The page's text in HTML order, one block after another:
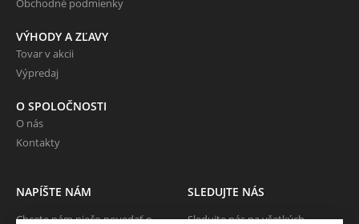
Obchodné podmienky
VÝHODY A ZĽAVY
Tovar v akcii
Výpredaj
O SPOLOČNOSTI
O nás
Kontakty
NAPÍŠTE NÁM
Chcete nám niečo povedať o
SLEDUJTE NÁS
Sledujte nás na všetkých